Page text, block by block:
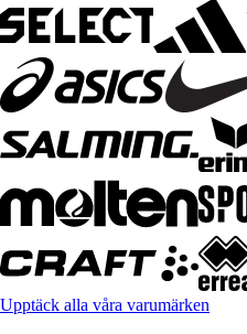
Upptäck alla våra varumärken